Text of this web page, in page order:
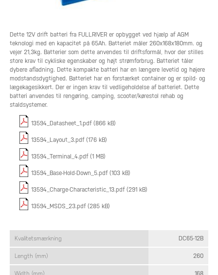
Dette 12V drift batteri fra FULLRIVER er opbygget ved hjælp af AGM
teknologi med en kapacitet på 65Ah. Batteriet måler 260x168x180mm. og
vejer 21,3kg. Batterier som dette anvendes til driftsformål, hvor der stilles
store krav til cykliske egenskaber og højt strømforbrug. Batteriet tåler
dybere afladning. Dette kompakte batteri har en længere levetid og højere
modstandsdygtighed. Batteriet har en forstærket container og er spild- og
lægekagesikkert. Der er ingen krav til vedligeholdelse af batteriet. Dette
batteri anvendes til rengøring, camping, scooter/kørestol rehab og
staldsystemer.
13594_Datasheet_1.pdf (866 kB)
13594_Layout_3.pdf (176 kB)
13594_Terminal_4.pdf (1 MB)
13594_Base-Hold-Down_5.pdf (103 kB)
13594_Charge-Characteristic_13.pdf (291 kB)
13594_MSDS_23.pdf (285 kB)
Kvalitetsmærkning DC65-12B
Length (mm) 260
Width (mm) 168